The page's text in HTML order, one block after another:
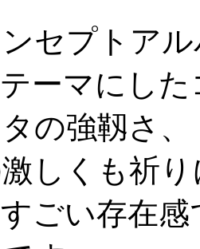
セプトア
テーマにし
の強靱さ、
しくも祈
ごい存在